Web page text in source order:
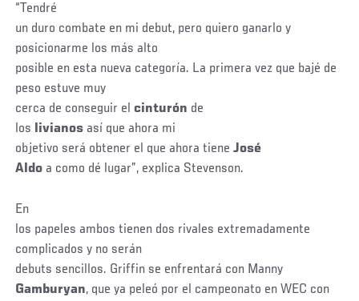
“Tendré
un duro combate en mi debut, pero quiero ganarlo y
posicionarme los más alto
posible en esta nueva categoría. La primera vez que bajé de
peso estuve muy
cerca de conseguir elcinturón de
los livianos así que ahora mi
objetivo será obtener el que ahora tieneJosé
Aldo a como dé lugar”, explica Stevenson.
En
los papeles ambos tienen dos rivales extremadamente
complicados y no serán
debuts sencillos. Griffin se enfrentará con Manny
Gamburyan, que ya peleó por el campeonato en WEC con